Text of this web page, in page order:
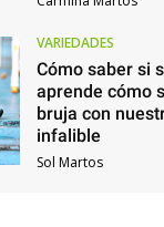
VARIEDADES
Cómo saber si
aprende cómo
bruja con
infalible
Sol Martos